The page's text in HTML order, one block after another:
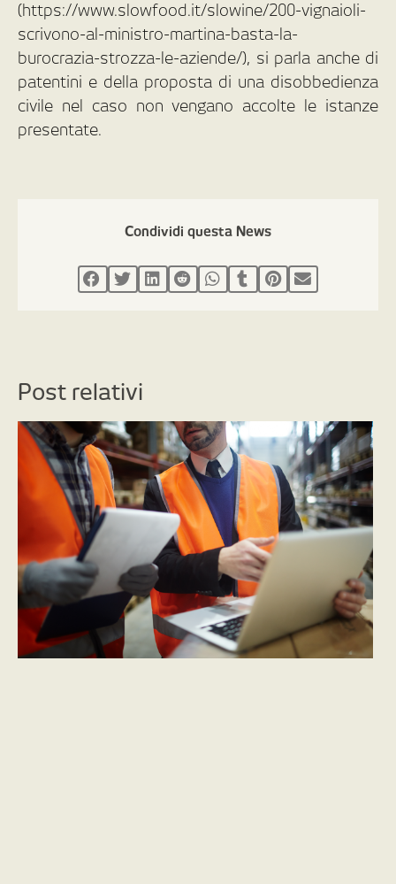
(https://www.slowfood.it/slowine/200-vignaioli-
scrivono-al-ministro-martina-basta-la-
burocrazia-strozza-le-aziende/), si parla anche di
patentini e della proposta di una disobbedienza
civile nel caso non vengano accolte le istanze
presentate.
Condividi questa News
Post relativi